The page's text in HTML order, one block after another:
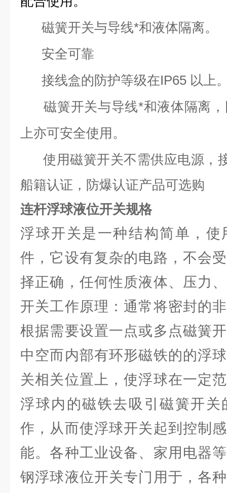
磁簧开关与导线*和液体隔离。
安全可靠
接线盒的防护等级在IP65 以上
磁簧开关与导线*和液体隔离，
上亦可安全使用。
使用磁簧开关不需供应电源，
船籍认证，防爆认证产品可选购
连杆浮球液位开关规格
浮球开关是一种结构简单，使
件，它设有复杂的电路，不会
择正确，任何性质液体、压力
开关工作原理：通常将密封的
根据需要设置一点或多点磁簧
中空而内部有环形磁铁的的浮
关相关位置上，使浮球在一定
浮球内的磁铁去吸引磁簧开关
作，从而使浮球开关起到控制
能。各种工业设备、家用电器
钢浮球液位开关专门用于，各